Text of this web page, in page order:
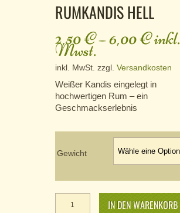
RUMKANDIS HELL
2,50€–6,00€inkl.
Mwst.
inkl. MwSt. zzgl. Versandkosten
Weißer Kandis eingelegt in
hochwertigen Rum – ein
Geschmackserlebnis
Gewicht
Rumkandis
hell Menge
IN DEN WARENKORB